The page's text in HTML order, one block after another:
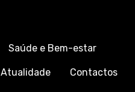
Saúde e Bem-estar
Atualidade Contactos